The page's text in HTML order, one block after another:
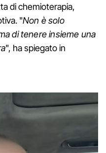
di chemioterapia,
"Non è solo
di tenere insieme una
", ha spiegato in